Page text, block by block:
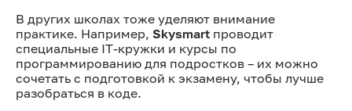
В других школах тоже уделяют внимание
практике. Например, Skysmart проводит
специальные IT-кружки и курсы по
программированию для подростков – их можно
сочетать с подготовкой к экзамену, чтобы лучше
разобраться в коде.